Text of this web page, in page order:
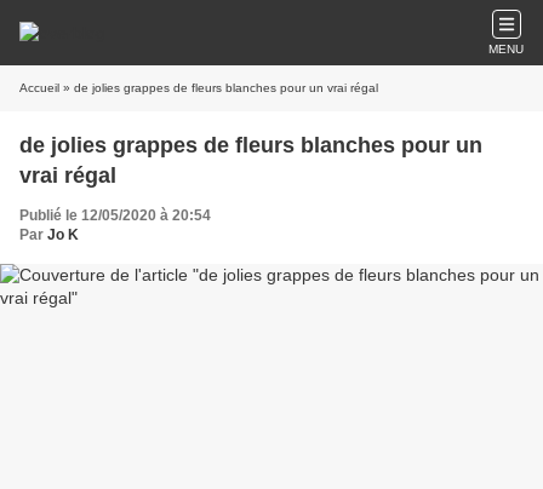
MENU
Accueil » de jolies grappes de fleurs blanches pour un vrai régal
de jolies grappes de fleurs blanches pour un
vrai régal
Publié le 12/05/2020 à 20:54
Par Jo K